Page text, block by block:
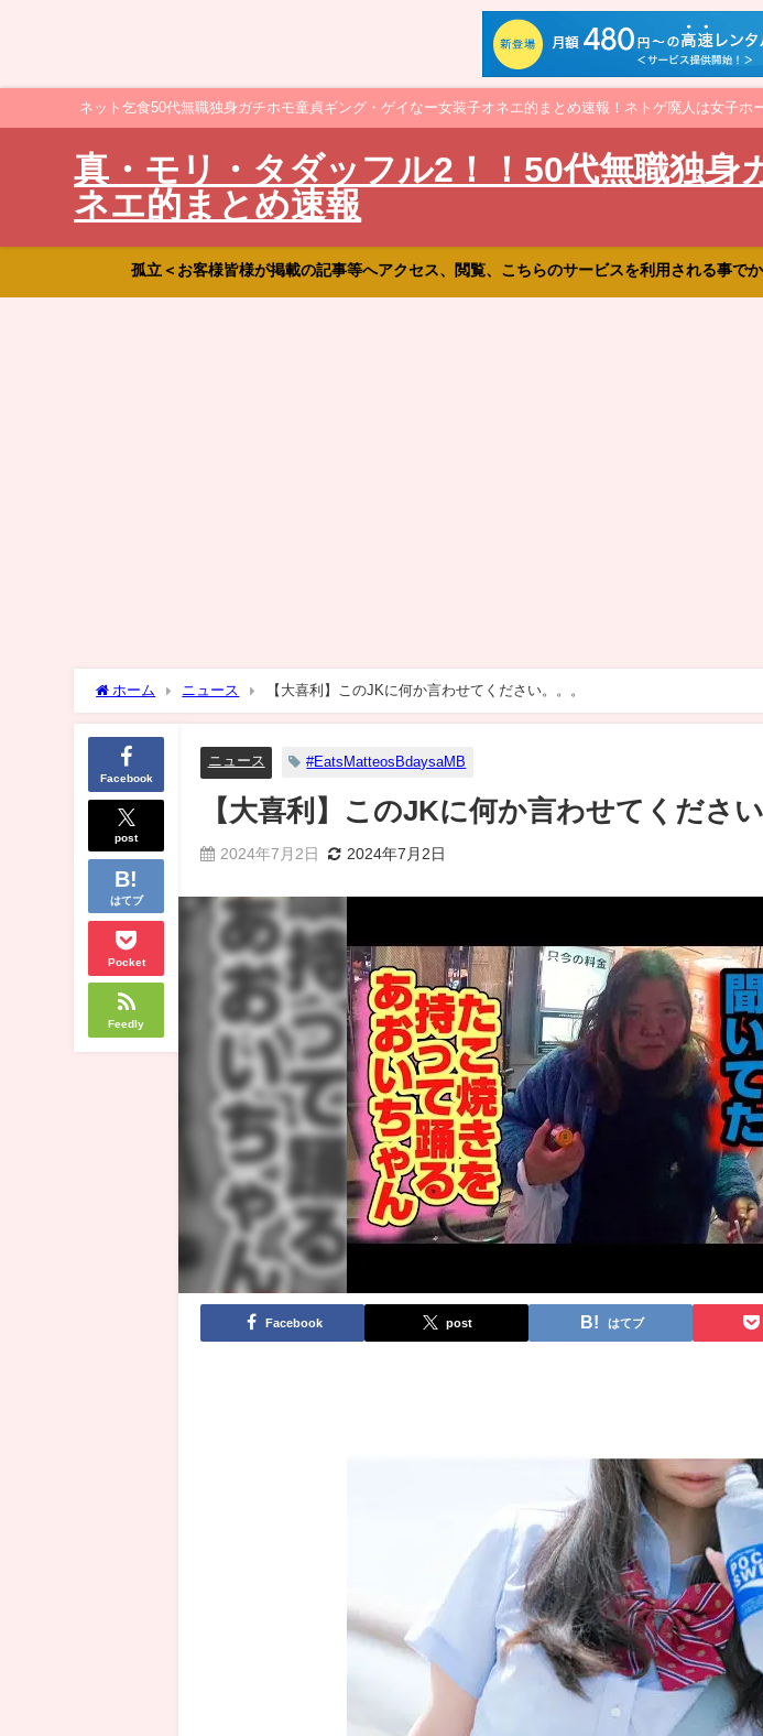
ネット乞食50代無職独身ガチホモ童貞ギング・ゲイなー女装子オネエ的まとめ速報！ネトゲ廃人は女子
真・モリ・タダッフル2！！50代無職独身
ネエ的まとめ速報
孤立＜お客様皆様が掲載の記事等へアクセス、閲覧、こちらのサービスを利用される事で
ホーム ニュース 【大喜利】このJKに何か言わせてください。。。
Facebook
post
はてブ
Pocket
Feedly
ニュース #EatsMatteosBdaysaMB
【大喜利】このJKに何か言わせてください
2024年7月2日 2024年7月2日
Facebook post はてブ